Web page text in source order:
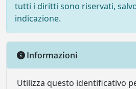
tutti i diritti sono riservati,
indicazione.
Informazioni
Utilizza questo identificativo